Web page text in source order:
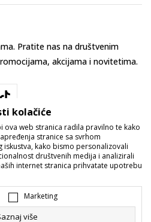
Pratite nas na društvenim
akcijama i novitetima.
Promijenite
kolačiće
ova web stranica radila pravilno te kako
stranice sa svrhom
kako bismo personalizovali
društvenih medija i analizirali
internet stranica prihvatate upotrebu
Marketing
više